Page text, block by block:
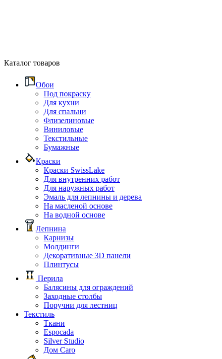
Каталог товаров
Обои
Под покраску
Для кухни
Для спальни
Флизелиновые
Виниловые
Текстильные
Бумажные
Краски
Краски SwissLake
Для внутренних работ
Для наружных работ
Эмаль для лепнины и дерева
На масленой основе
На водной основе
Лепнина
Карнизы
Молдинги
Декоративные 3D панели
Плинтусы
Перила
Балясины для ограждений
Заходные столбы
Поручни для лестниц
Текстиль
Ткани
Espocada
Silver Studio
Дом Caro